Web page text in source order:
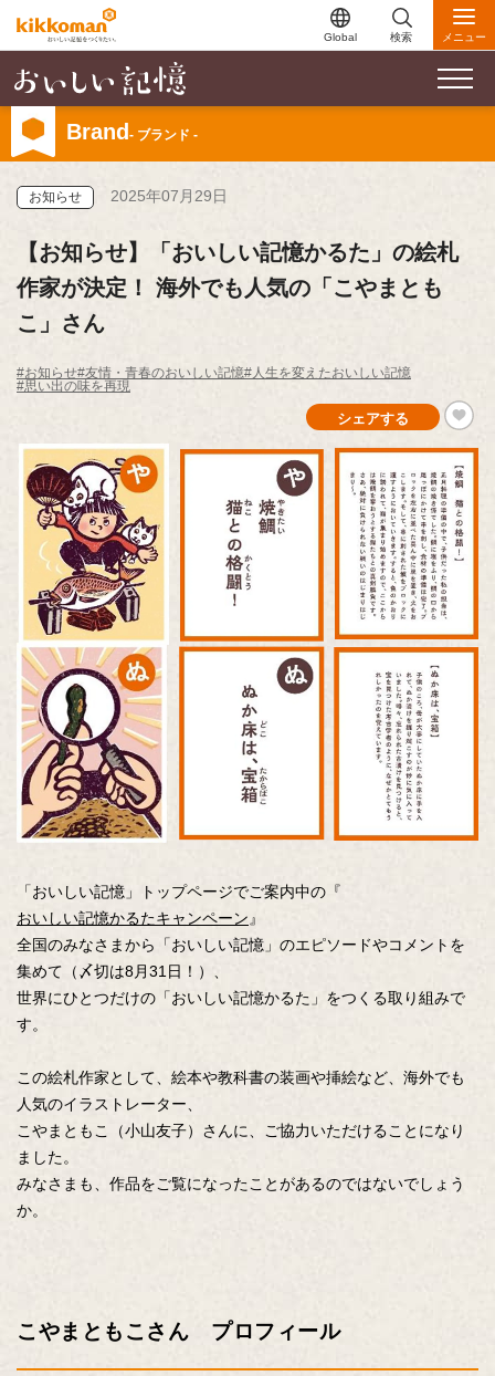
Global 検索 メニュー
Brand - ブランド -
お知らせ 2025年07月29日
【お知らせ】「おいしい記憶かるた」の絵札
作家が決定！ 海外でも人気の「こやまとも
こ」さん
#お知らせ#友情・青春のおいしい記憶#人生を変えたおいしい記憶
#思い出の味を再現
シェアする
「おいしい記憶」トップページでご案内中の『
おいしい記憶かるたキャンペーン 』
全国のみなさまから「おいしい記憶」のエピソードやコメントを
集めて（〆切は8月31日！）、
世界にひとつだけの「おいしい記憶かるた」をつくる取り組みで
す。
この絵札作家として、絵本や教科書の装画や挿絵など、海外でも
人気のイラストレーター、
こやまともこ（小山友子）さんに、ご協力いただけることになり
ました。
みなさまも、作品をご覧になったことがあるのではないでしょう
か。
こやまともこさん プロフィール